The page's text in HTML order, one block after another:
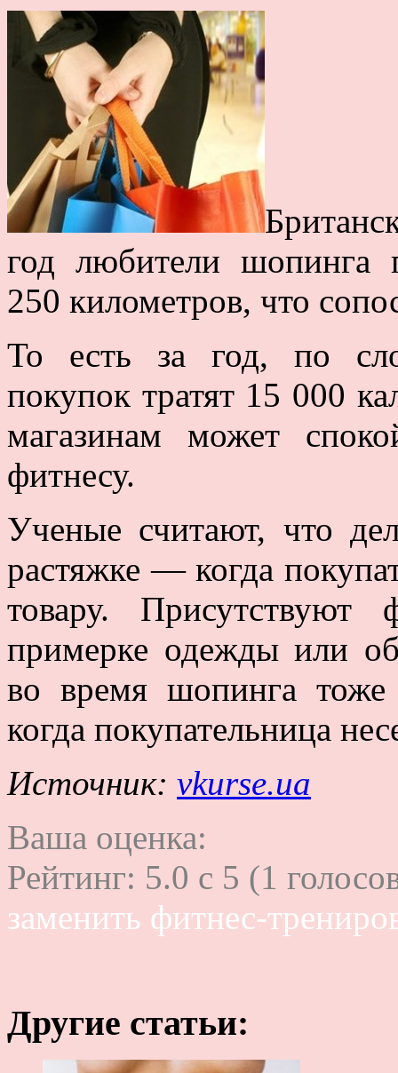
год любители шопинга
250 километров, что
То есть за год, по
покупок тратят 15 000
магазинам может
фитнесу.
Ученые считают, что
растяжке — когда
товару.
примерке одежды или
во время шопинга тоже
когда покупательница
Источник: vkurse.ua
Ваша оценка:
Рейтинг: 5.0 c 5 (1
заменить фитнес-
Другие статьи: